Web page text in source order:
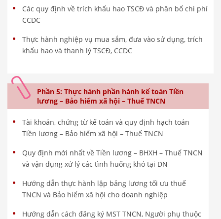
Các quy định về trích khấu hao TSCĐ và phân bổ chi phí
CCDC
Thực hành nghiệp vụ mua sắm, đưa vào sử dụng, trích
khấu hao và thanh lý TSCĐ, CCDC
Phần 5: Thực hành phần hành kế toán Tiền
lương – Bảo hiểm xã hội – Thuế TNCN
Tài khoản, chứng từ kế toán và quy định hạch toán
Tiền lương – Bảo hiểm xã hội – Thuế TNCN
Quy định mới nhất về Tiền lương – BHXH – Thuế TNCN
và vận dụng xử lý các tình huống khó tại DN
Hướng dẫn thực hành lập bảng lương tối ưu thuế
TNCN và Bảo hiểm xã hội cho doanh nghiệp
Hướng dẫn cách đăng ký MST TNCN, Người phụ thuộc